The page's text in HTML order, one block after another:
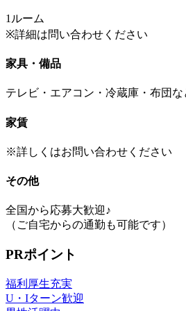
1ルーム
※詳細は問い合わせください
家具・備品
テレビ・エアコン・冷蔵庫・布団
家賃
※詳しくはお問い合わせください
その他
全国から応募大歓迎♪
（ご自宅からの通勤も可能です）
PRポイント
福利厚生充実
U・Iターン歓迎